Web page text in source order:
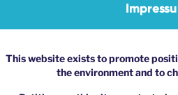
This website exists to promote
the environment and to